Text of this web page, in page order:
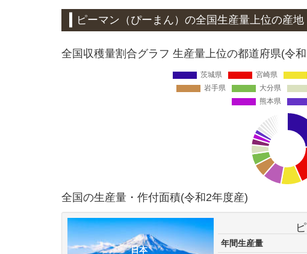
ピーマン（ぴーまん）の全国生産量上位の産地
全国収穫量割合グラフ 生産量上位の都道府県(令
全国の生産量・作付面積(令和2年度産)
日本
年間生産量